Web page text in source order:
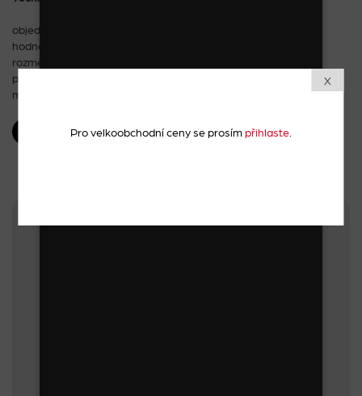
X
Pro velkoobchodní ceny se prosímpřihlaste
objednací číslo: 0A0436
hodnota navěšeného zboží: od 13 000 Kč bez DPH
rozměry: v 180 x š 60 x h 40 cm
počet háčků: 150 až 300 ks
materiál: kov
MÁM ZÁJEM